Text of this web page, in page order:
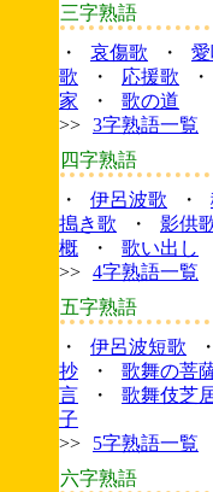
三字熟語
・
哀傷歌 ・
歌
・ 応援歌 ・
家
・
歌の道
>> 3字熟語一覧
四字熟語
・
伊呂波歌 ・
搗き歌
・ 影供
概
・ 歌い出し
>> 4字熟語一覧
五字熟語
・
伊呂波短歌 ・
抄
・ 歌舞の菩
言
・ 歌舞伎芝
子
>>
5字熟語一覧
六字熟語